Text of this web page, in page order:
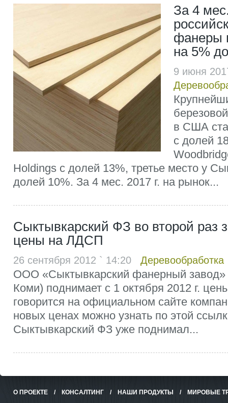
За 4
фанеры
на 5%
9 июня
в США
с долей
Holdings с долей 13%, третье место у
долей 10%. За 4 мес. 2017 г. на рынок...
Сыктывкарский ФЗ во второй раз
цены на ЛДСП
26 сентября 2012 ` 14:20 Деревообработка
ООО «Сыктывкарский фанерный завод»
Коми) поднимает с 1 октября 2012 г.
говорится на официальном сайте
новых ценах можно узнать по этой
Сыктывкарский ФЗ уже поднимал...
О ПРОЕКТЕ / КОНСАЛТИНГ / НАШИ ПРОДУКТЫ / МИРОВЫЕ